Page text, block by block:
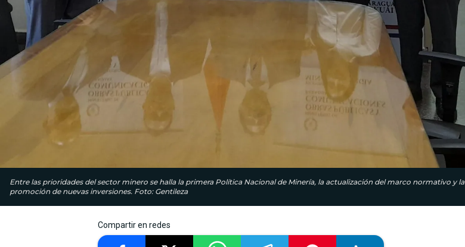
Entre las prioridades del sector minero se halla la primera Política Nacional de Minería, la actualización del marco normativo y la
promoción de nuevas inversiones. Foto: Gentileza
Compartir en redes